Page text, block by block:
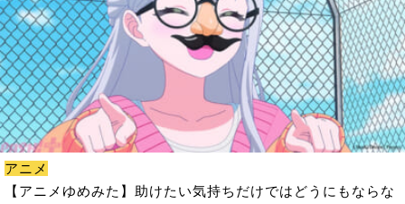
アニメ
【アニメゆめみた】助けたい気持ちだけではどうにもならな